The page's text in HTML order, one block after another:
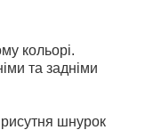
кольорі.
та задніми
шнурок